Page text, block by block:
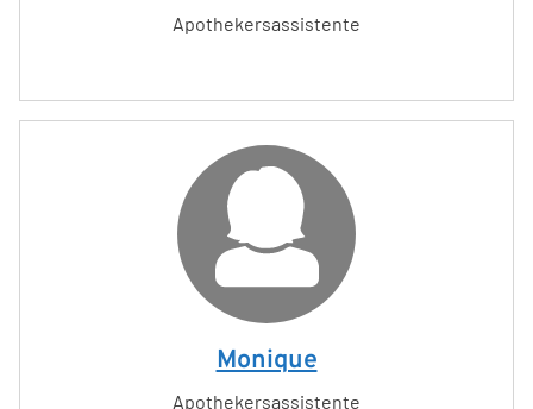
Apothekersassistente
Monique
Apothekersassistente